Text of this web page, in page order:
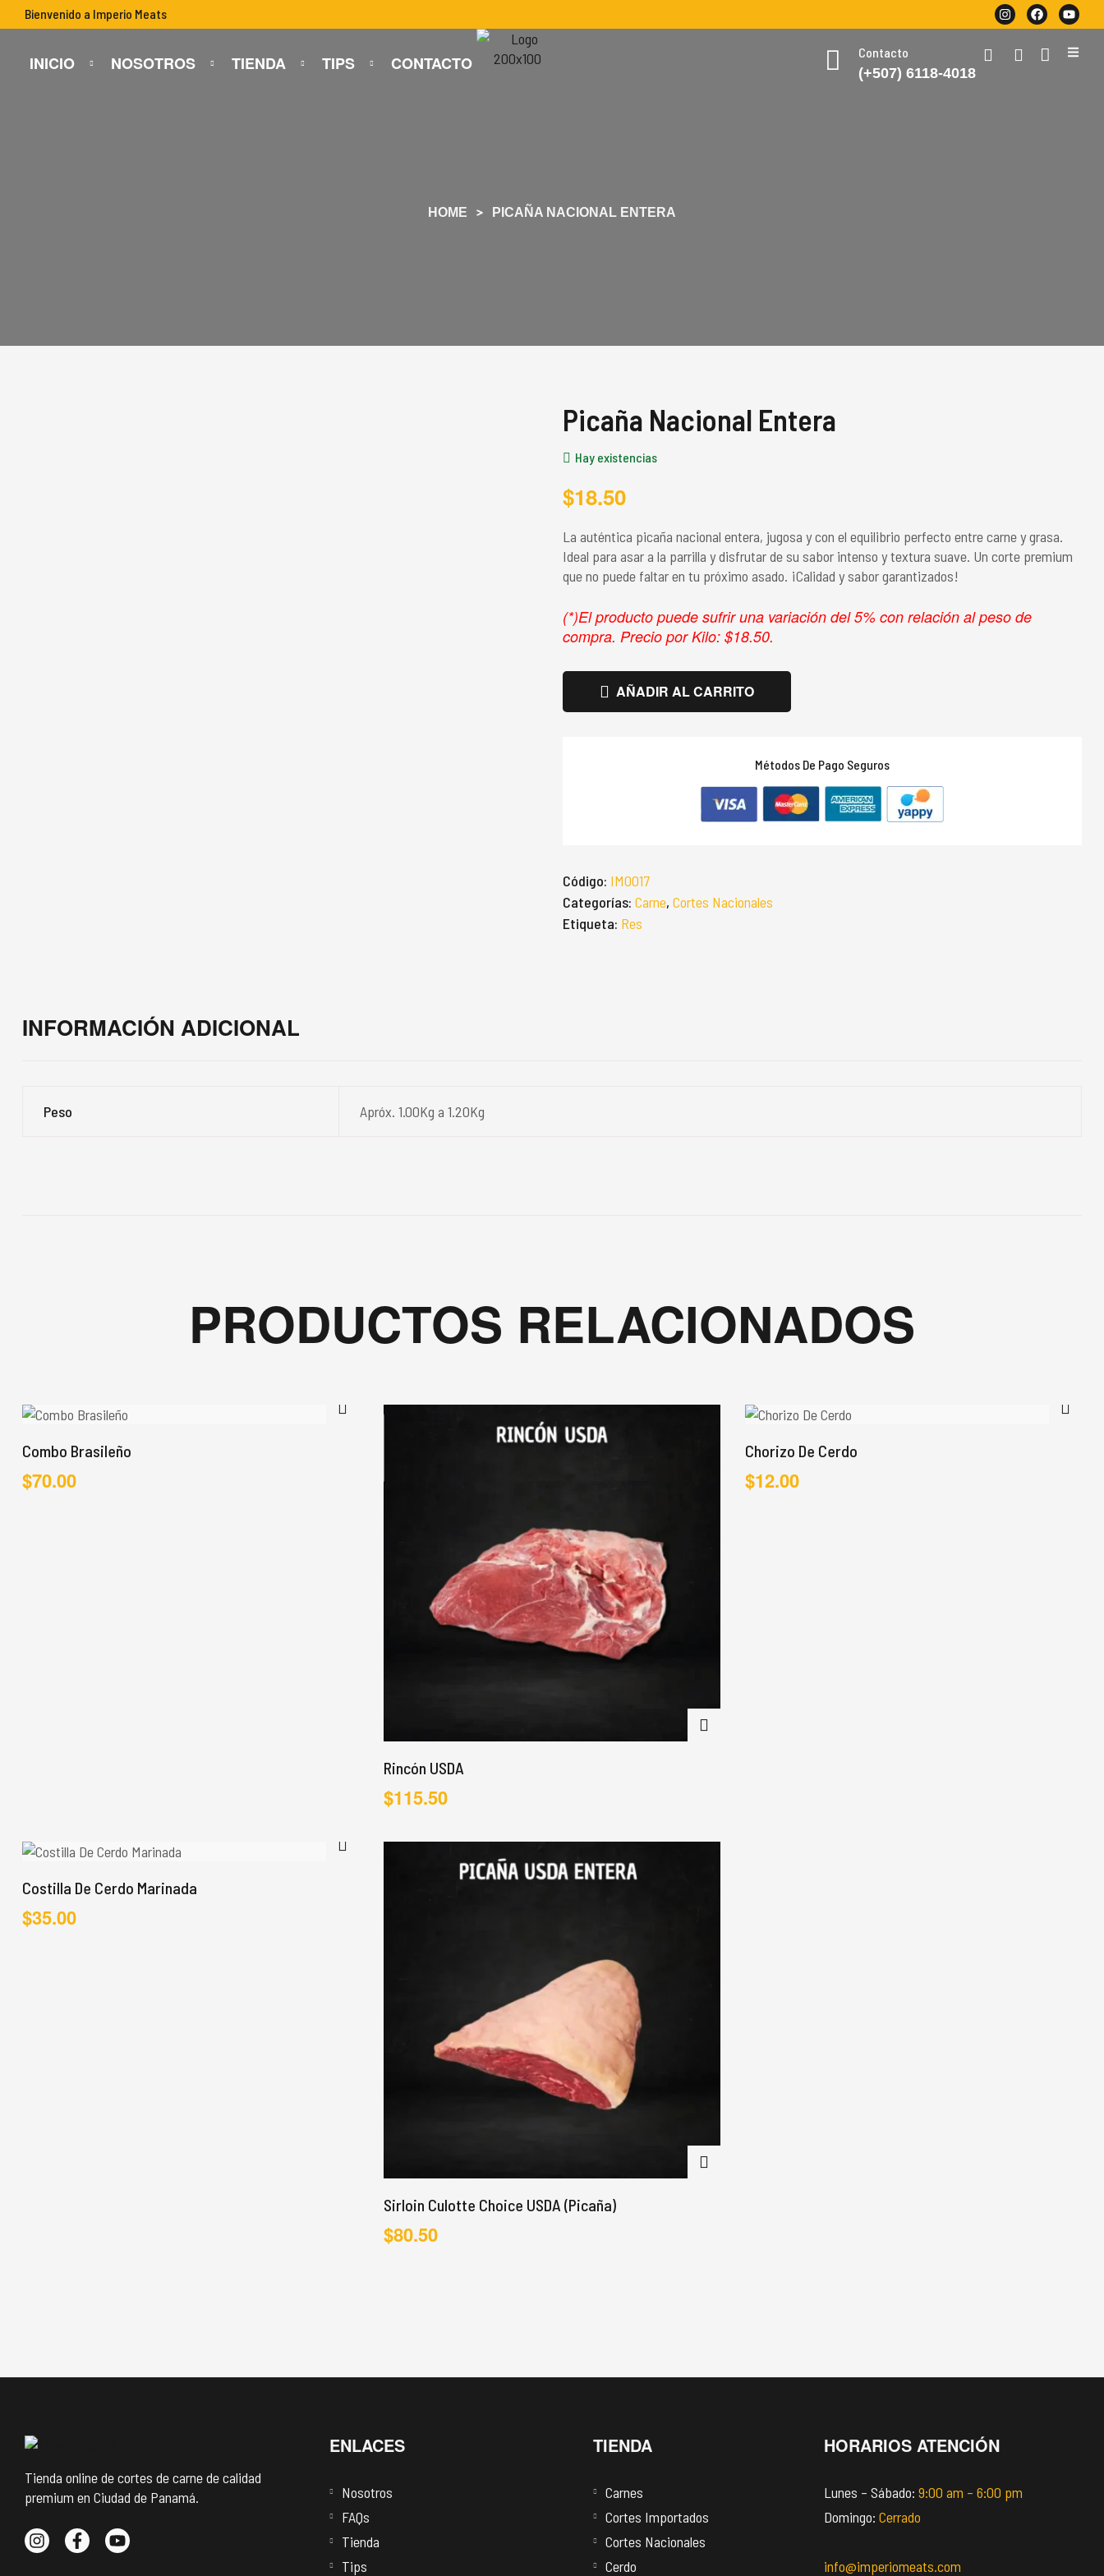
Bienvenido a Imperio Meats
INICIO NOSOTROS TIENDA TIPS CONTACTO
Contacto
(+507) 6118-4018
HOME PICAÑA NACIONAL ENTERA
Picaña Nacional Entera
Hay existencias
$18.50
La auténtica picaña nacional entera, jugosa y con el equilibrio perfecto entre carne y grasa.
Ideal para asar a la parrilla y disfrutar de su sabor intenso y textura suave. Un corte premium
que no puede faltar en tu próximo asado. ¡Calidad y sabor garantizados!
(*)El producto puede sufrir una variación del 5% con relación al peso de
compra. Precio por Kilo: $18.50.
AÑADIR AL CARRITO
Métodos De Pago Seguros
Código: IM0017
Categorías: Carne, Cortes Nacionales
Etiqueta: Res
INFORMACIÓN ADICIONAL
Peso Apróx. 1.00Kg a 1.20Kg
PRODUCTOS RELACIONADOS
Combo Brasileño
$70.00
Rincón USDA
$115.50
Chorizo De Cerdo
$12.00
Costilla De Cerdo Marinada
$35.00
Sirloin Culotte Choice USDA (Picaña)
$80.50
Tienda online de cortes de carne de calidad
premium en Ciudad de Panamá.
ENLACES
Nosotros
FAQs
Tienda
Tips
TIENDA
Carnes
Cortes Importados
Cortes Nacionales
Cerdo
HORARIOS ATENCIÓN
Lunes – Sábado: 9:00 am – 6:00 pm
Domingo: Cerrado
info@imperiomeats.com